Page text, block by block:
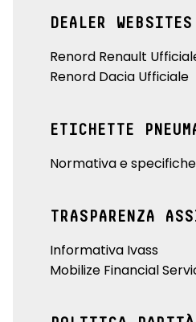
DEALER WEBSITES
Renord Renault
Renord Dacia Ufficiale
ETICHETTE
Normativa e
TRASPARENZA
Informativa Ivass
Mobilize Financial